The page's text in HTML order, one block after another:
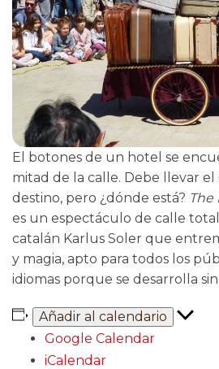
El botones de un hotel se
mitad de la calle. Debe llevar el
destino, pero ¿dónde está? The
es un espectáculo de calle
catalán Karlus Soler que
y magia, apto para todos los
idiomas porque se desarrolla
Añadir al calendario
Google Calendar
iCalendar